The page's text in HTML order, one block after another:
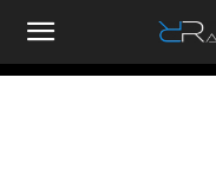
RallyandRaces.com